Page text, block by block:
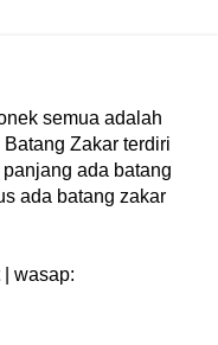
semua adalah
Zakar terdiri
ada batang
ada batang zakar
| wasap: